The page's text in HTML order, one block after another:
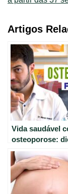
Artigos
Vida saudável
osteoporose:
cuidados